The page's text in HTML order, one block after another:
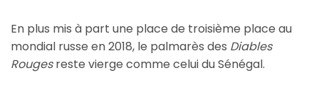
En plus mis à part une place de troisième place au
mondial russe en 2018, le palmarès des Diables
Rougesreste vierge comme celui du Sénégal.